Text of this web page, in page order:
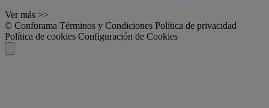
Ver más >>
© Conforama Términos y Condiciones Política de privacidad
Política de cookies Configuración de Cookies